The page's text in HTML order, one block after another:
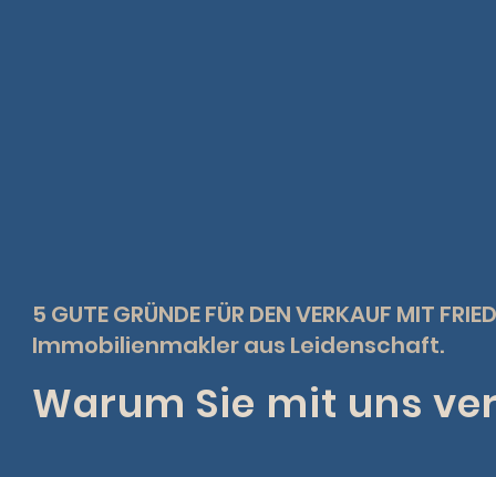
5 GUTE GRÜNDE FÜR DEN VERKAUF MIT
Immobilienmakler aus Leidenschaft.
Warum Sie mit uns